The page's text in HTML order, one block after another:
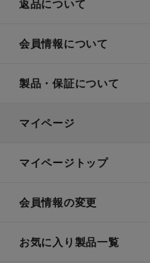
返品について
会員情報について
製品・保証について
マイページ
マイページトップ
会員情報の変更
お気に入り製品一覧